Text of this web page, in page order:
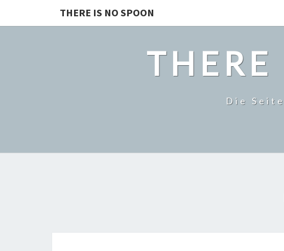
THERE IS NO SPOON
Die